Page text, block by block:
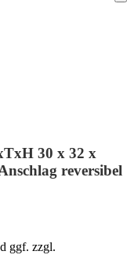
30 x 32 x
reversibel
ggf. zzgl.